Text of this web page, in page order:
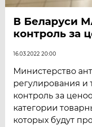
В Беларуси
контроль за
16.03.2022 20:00
Министерство
регулирования и
контроль за
категории
которых будут